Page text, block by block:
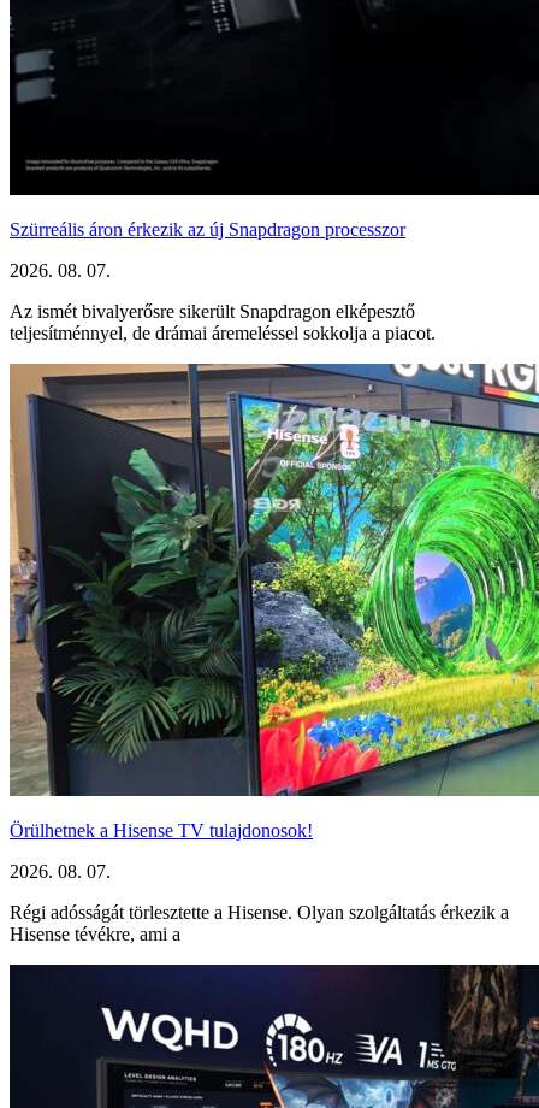
Szürreális áron érkezik az új Snapdragon processzor
2026. 08. 07.
Az ismét bivalyerősre sikerült Snapdragon elképesztő
teljesítménnyel, de drámai áremeléssel sokkolja a piacot.
Örülhetnek a Hisense TV tulajdonosok!
2026. 08. 07.
Régi adósságát törlesztette a Hisense. Olyan szolgáltatás érkezik a
Hisense tévékre, ami a